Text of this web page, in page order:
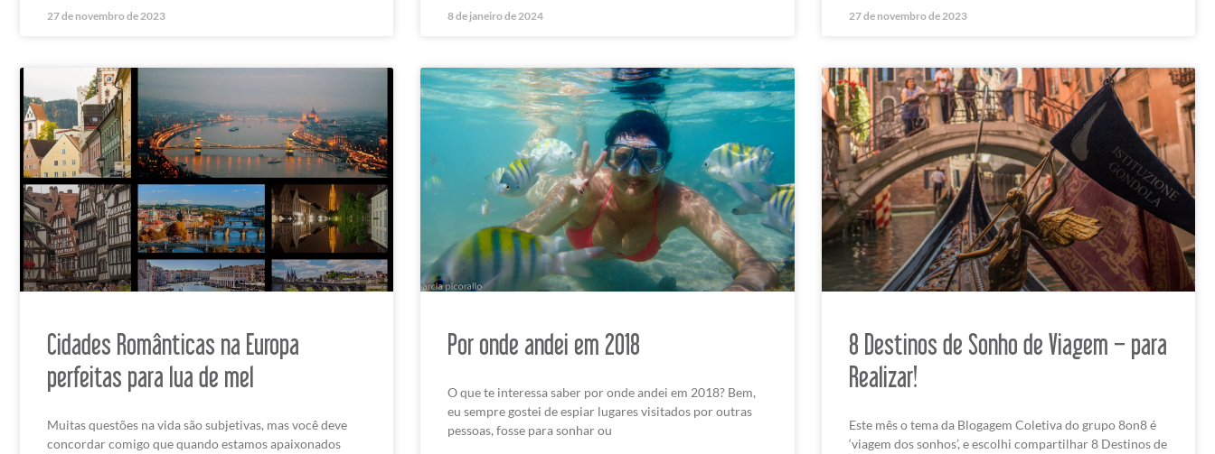
27 de novembro de 2023 8 de janeiro de 2024 27 de novembro de 2023
Cidades Românticas na Europa
perfeitas para lua de mel
Muitas questões na vida são subjetivas, mas você deve
concordar comigo que quando estamos apaixonados
Por onde andei em 2018
O que te interessa saber por onde andei em 2018? Bem,
eu sempre gostei de espiar lugares visitados por outras
pessoas, fosse para sonhar ou
8 Destinos de Sonho de Viagem – para
Realizar!
Este mês o tema da Blogagem Coletiva do grupo 8on8 é
‘viagem dos sonhos’, e escolhi compartilhar 8 Destinos de